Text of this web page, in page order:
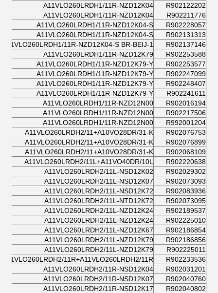
R902122202
A11VLO260LRDH1/11R-NZD12K04
R902211776
A11VLO260LRDH1/11R-NZD12K04
R902228057
A11VLO260LRDH1/11R-NZD12K04-S
R902131313
A11VLO260LRDH1/11R-NZD12K04-S
R902137146
A11VLO260LRDH1/11R-NZD12K04-S BR-BEIJ-1
R902253588
A11VLO260LRDH1/11R-NZD12K79
R902253577
A11VLO260LRDH1/11R-NZD12K79-Y
R902247099
A11VLO260LRDH1/11R-NZD12K79-Y
R902248407
A11VLO260LRDH1/11R-NZD12K79-Y
R902241611
A11VLO260LRDH1/11R-NZD12K79-Y
R902016194
A11VLO260LRDH1/11R-NZD12N00
R902217506
A11VLO260LRDH1/11R-NZD12N00
R992001204
A11VLO260LRDH1/11R-NZD12N00
R902076753
A11VLO260LRDH2/11+A10VO28DR/31-K
R902076899
A11VLO260LRDH2/11+A10VO28DR/31-K
R902068109
A11VLO260LRDH2/11+A10VO28DR/31-K
R902220638
A11VLO260LRDH2/11L+A11VO40DR/10L
R902029302
A11VLO260LRDH2/11L-NSD12K02
R902073093
A11VLO260LRDH2/11L-NSD12K07
R902083936
A11VLO260LRDH2/11L-NSD12K72
R902073095
A11VLO260LRDH2/11L-NTD12K72
R902189537
A11VLO260LRDH2/11L-NZD12K24
R902225010
A11VLO260LRDH2/11L-NZD12K24
R902186854
A11VLO260LRDH2/11L-NZD12K67
R902186856
A11VLO260LRDH2/11L-NZD12K79
R902225011
A11VLO260LRDH2/11L-NZD12K79
R902233536
A11VLO260LRDH2/11R+A11VLO260LRDH2/11R
R902031201
A11VLO260LRDH2/11R-NSD12K04
R902040760
A11VLO260LRDH2/11R-NSD12K07
R902040802
A11VLO260LRDH2/11R-NSD12K17